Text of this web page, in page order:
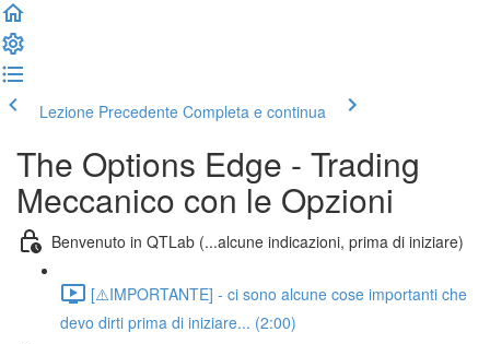
Lezione Precedente Completa e continua
The Options Edge - Trading
Meccanico con le Opzioni
Benvenuto in QTLab (...alcune indicazioni, prima di iniziare)
[⚠️IMPORTANTE] - ci sono alcune cose importanti che
devo dirti prima di iniziare... (2:00)